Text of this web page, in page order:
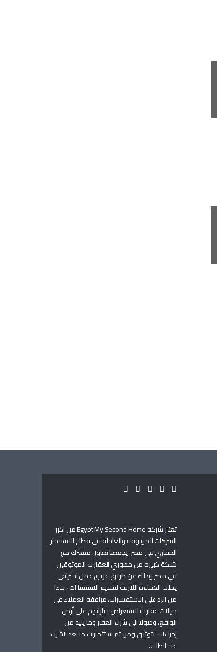
تعتبر شركة Egypt My Second Home من اكبر
الشركات الموثوقة والعاملة في قطاع الاستثمار
العقاري في مصر. يجمعنا تعاون مشترك مع
شبكة كبيرة من مطوري العقارات الموثوقين
في مصر وذلك عن طريق فريق عمل احترافي
يملك الكفاءة اللازمة لتقديم الاستشارات ، بدءا
من الرد على الاستفسارات، مرافقة العملاء في
جولات عقارية لاستعراض خياراتهم على أرض
الواقع، وصولا الى شراء العقار وما يليه من
إجراءات التوثيق ومن ثم استثمارات ما بعد الشراء
عند الطلب.